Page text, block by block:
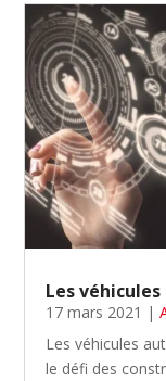
Les
17 mars 2021 |
Les véhicules
le défi des